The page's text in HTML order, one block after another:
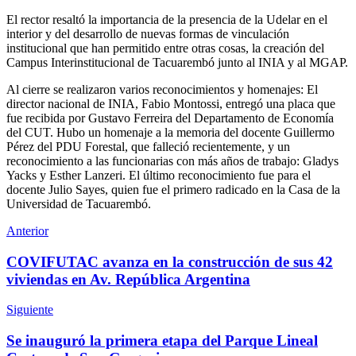
El rector resaltó la importancia de la presencia de la Udelar en el
interior y del desarrollo de nuevas formas de vinculación
institucional que han permitido entre otras cosas, la creación del
Campus Interinstitucional de Tacuarembó junto al INIA y al MGAP.
Al cierre se realizaron varios reconocimientos y homenajes: El
director nacional de INIA, Fabio Montossi, entregó una placa que
fue recibida por Gustavo Ferreira del Departamento de Economía
del CUT. Hubo un homenaje a la memoria del docente Guillermo
Pérez del PDU Forestal, que falleció recientemente, y un
reconocimiento a las funcionarias con más años de trabajo: Gladys
Yacks y Esther Lanzeri. El último reconocimiento fue para el
docente Julio Sayes, quien fue el primero radicado en la Casa de la
Universidad de Tacuarembó.
Anterior
COVIFUTAC avanza en la construcción de sus 42
viviendas en Av. República Argentina
Siguiente
Se inauguró la primera etapa del Parque Lineal